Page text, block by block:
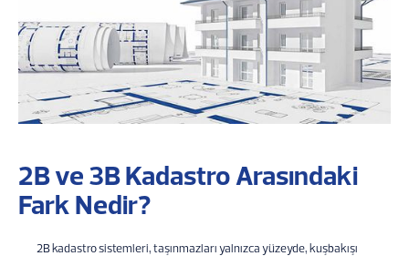
2B ve 3B Kadastro Arasındaki
Fark Nedir?
2B kadastro sistemleri, taşınmazları yalnızca yüzeyde, kuşbakışı